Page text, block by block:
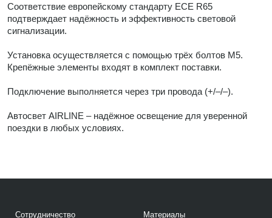
Соответствие европейскому стандарту ECE R65
подтверждает надёжность и эффективность световой
сигнализации.
Установка осуществляется с помощью трёх болтов М5.
Крепёжные элементы входят в комплект поставки.
Подключение выполняется через три провода (+/–/–).
Автосвет AIRLINE – надёжное освещение для уверенной
поездки в любых условиях.
Сотрудничество Материалы